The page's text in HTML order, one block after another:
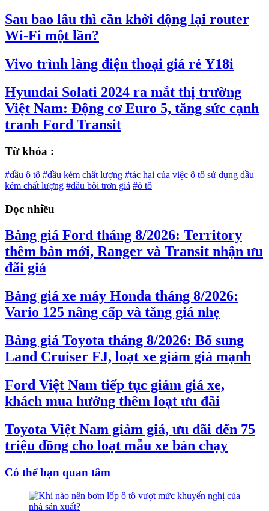
Sau bao lâu thì cần khởi động lại router
Wi-Fi một lần?
Vivo trình làng điện thoại giá rẻ Y18i
Hyundai Solati 2024 ra mắt thị trường
Việt Nam: Động cơ Euro 5, tăng sức cạnh
tranh Ford Transit
Từ khóa :
#dầu ô tô #dầu kém chất lượng #tác hại của việc ô tô sử dụng dầu
kém chất lượng #dầu bôi trơn giả #ô tô
Đọc nhiều
Bảng giá Ford tháng 8/2026: Territory
thêm bản mới, Ranger và Transit nhận ưu
đãi giá
Bảng giá xe máy Honda tháng 8/2026:
Vario 125 nâng cấp và tăng giá nhẹ
Bảng giá Toyota tháng 8/2026: Bổ sung
Land Cruiser FJ, loạt xe giảm giá mạnh
Ford Việt Nam tiếp tục giảm giá xe,
khách mua hưởng thêm loạt ưu đãi
Toyota Việt Nam giảm giá, ưu đãi đến 75
triệu đồng cho loạt mẫu xe bán chạy
Có thể bạn quan tâm